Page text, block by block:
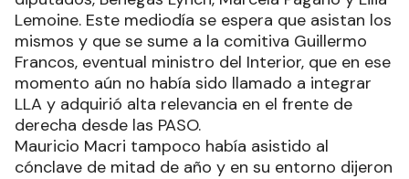
Lemoine. Este mediodía se espera que asistan los
mismos y que se sume a la comitiva Guillermo
Francos, eventual ministro del Interior, que en ese
momento aún no había sido llamado a integrar
LLA y adquirió alta relevancia en el frente de
derecha desde las PASO.
Mauricio Macri tampoco había asistido al
cónclave de mitad de año y en su entorno dijeron